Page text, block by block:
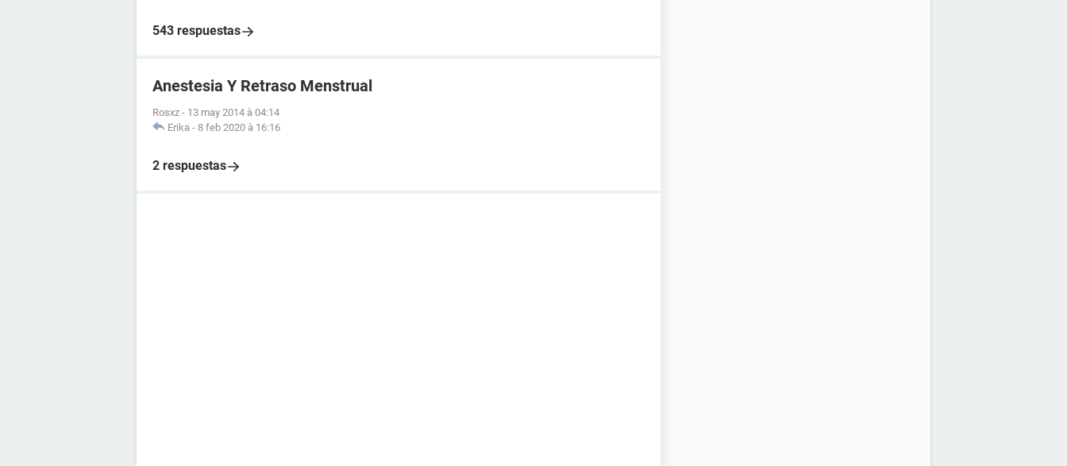
543 respuestas
Anestesia Y Retraso Menstrual
Rosxz - 13 may 2014 à 04:14
Erika - 8 feb 2020 à 16:16
2 respuestas